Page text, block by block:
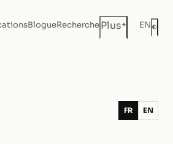
BlogueRecherchePlus+ EN◐
FR EN